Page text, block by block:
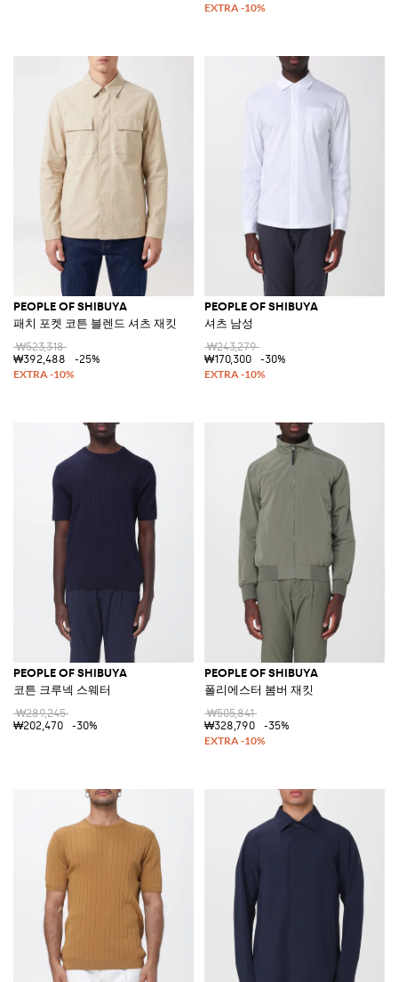
PEOPLE OF SHIBUYA
패치 포켓 코튼 블렌드 셔츠 재킷
₩523,318
₩392,488
-25%
PEOPLE OF SHIBUYA
셔츠 남성
₩243,279
₩170,300
-30%
PEOPLE OF SHIBUYA
코튼 크루넥 스웨터
₩289,245
₩202,470
-30%
PEOPLE OF SHIBUYA
폴리에스터 봄버 재킷
₩505,841
₩328,790
-35%